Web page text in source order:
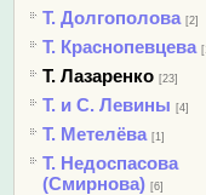
Т. Долгополова [2]
Т. Краснопевцева
Т. Лазаренко [23]
Т. и С. Левины [4]
Т. Метелёва [1]
Т. Недоспасова
(Смирнова) [6]